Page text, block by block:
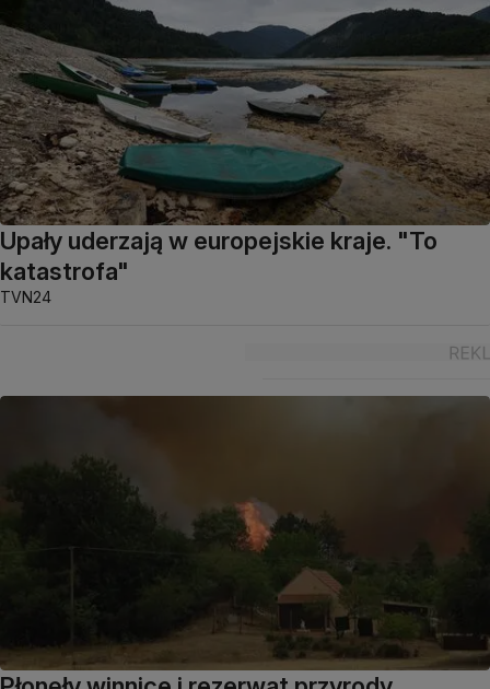
Upały uderzają w europejskie kraje. "To
katastrofa"
TVN24